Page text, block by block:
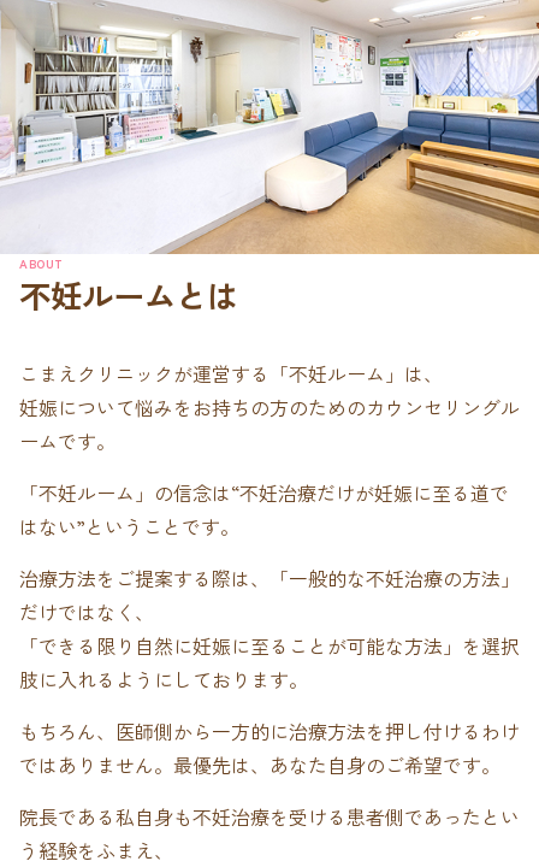
ABOUT
不妊ルームとは
こまえクリニックが運営する「不妊ルーム」は、
妊娠について悩みをお持ちの方のためのカウンセリングル
ームです。
「不妊ルーム」の信念は“不妊治療だけが妊娠に至る道で
はない”ということです。
治療方法をご提案する際は、「一般的な不妊治療の方法」
だけではなく、
「できる限り自然に妊娠に至ることが可能な方法」を選択
肢に入れるようにしております。
もちろん、医師側から一方的に治療方法を押し付けるわけ
ではありません。 最優先は、あなた自身のご希望です。
院長である私自身も不妊治療を受ける患者側であったとい
う経験をふまえ、